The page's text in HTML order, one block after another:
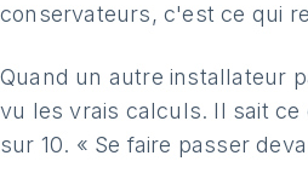
conservateurs, c'est ce qui
Quand un autre installateur
vu les vrais calculs. Il sait
sur 10. « Se faire passer